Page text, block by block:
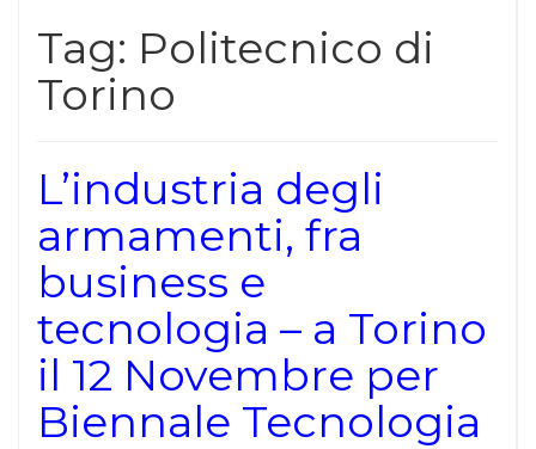
Tag: Politecnico di
Torino
L’industria degli
armamenti, fra
business e
tecnologia – a Torino
il 12 Novembre per
Biennale Tecnologia